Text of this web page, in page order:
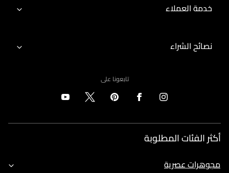
خدمة العملاء
نصائح الشراء
تابعونا على
أكثر الفئات المطلوبة
مجوهرات عصرية